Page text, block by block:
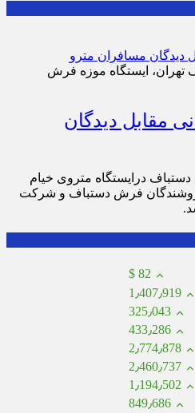
تهران، ایستگاه موزه فرش
مقابل دیدگان
دستباف درایستگاه متروی خیام
فرش دستباف و شرکت
$ 82
1٫407٫919
325٫043
433٫286
2٫774٫878
2٫460٫737
1٫194٫502
849٫686